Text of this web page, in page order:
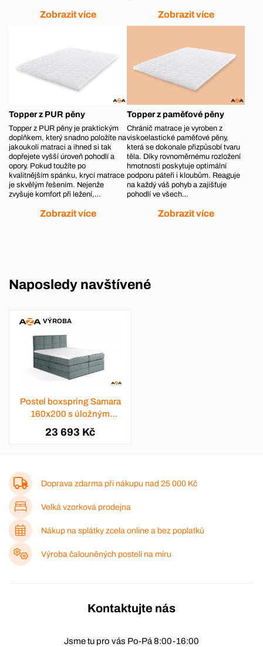
Zobrazit více Zobrazit více
Topper z PUR pěny
Topper z PUR pěny je praktickým
doplňkem, který snadno položíte na
jakoukoli matraci a ihned si tak
dopřejete vyšší úroveň pohodlí a
opory. Pokud toužíte po
kvalitnějším spánku, krycí matrace
je skvělým řešením. Nejenže
zvyšuje komfort při ležení,…
Zobrazit více
Topper z paměťové pěny
Chránič matrace je vyroben z
viskoelastické paměťové pěny,
která se dokonale přizpůsobí tvaru
těla. Díky rovnoměrnému rozložení
hmotnosti poskytuje optimální
podporu páteři i kloubům. Reaguje
na každý váš pohyb a zajišťuje
pohodlí ve všech…
Zobrazit více
Naposledy navštívené
VÝROBA
Postel boxspring Samara
160x200 s úložným
prostorem - výběr barev
23 693 Kč
Doprava zdarma při nákupu nad 25 000 Kč
Velká vzorková prodejna
Nákup na splátky zcela online a bez poplatků
Výroba čalouněných postelí na míru
Kontaktujte nás
Jsme tu pro vás Po-Pá 8:00-16:00